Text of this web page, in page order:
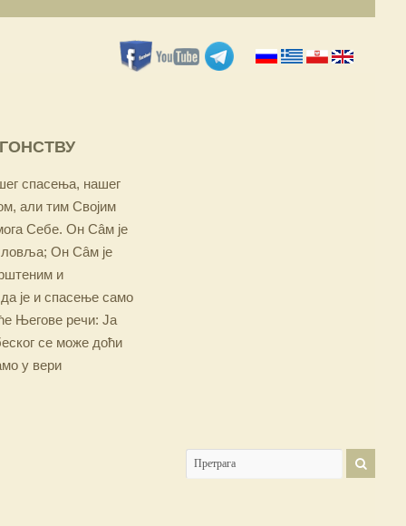
спасења, нашег
али тим Својим
Себе. Он Сâм је
Он Сâм је
и
је и спасење само
Његове речи: Ја
се може доћи
у вери